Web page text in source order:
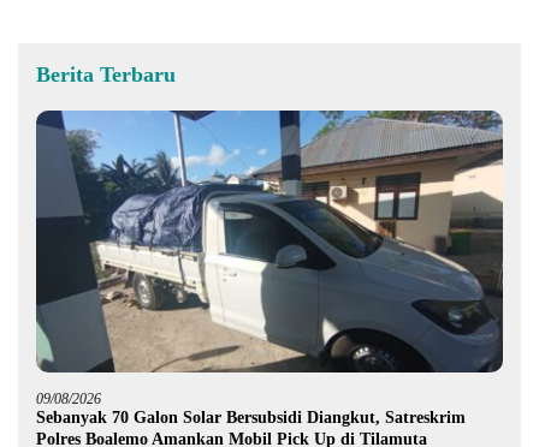
Berita Terbaru
09/08/2026
Sebanyak 70 Galon Solar Bersubsidi Diangkut, Satreskrim
Polres Boalemo Amankan Mobil Pick Up di Tilamuta